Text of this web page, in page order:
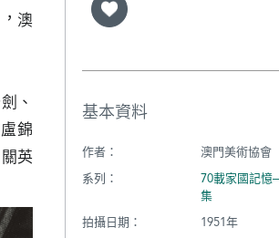
澳
、
錦
英
基本資料
作者：
澳門美術協會
系列：
70載家國記
集
拍攝日期：
1951年